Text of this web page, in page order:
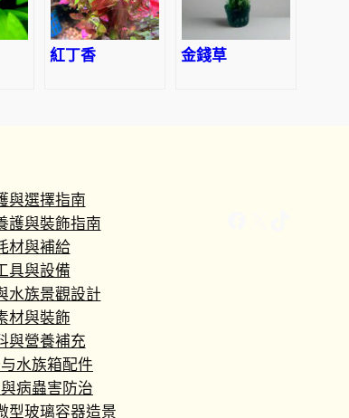
紅丁香 金錢草
與選擇指南
護與裝飾指南
材與補給
具與設備
水族景觀設計
材與裝飾
與營養補充
水族箱配件
病蟲害防治
型玻璃容器造景